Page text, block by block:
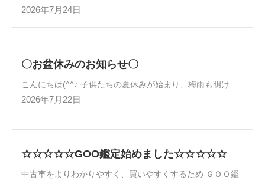
2026年7月24日
〇お盆休みのお知らせ〇
こんにちは(^^♪ 子供たちの夏休みが始まり、梅雨も明け...
2026年7月22日
☆☆☆☆☆GOO鑑定始めました☆☆☆☆☆
中古車をよりわかりやすく、買いやすくするため ＧＯＯ鑑